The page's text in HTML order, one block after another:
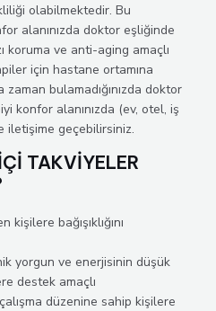
olabilmektedir. Bu
alanınızda doktor eşliğinde
koruma ve anti-aging amaçlı
için hastane ortamına
bulamadığınızda doktor
konfor alanınızda (ev, otel, iş
iletişime geçebilirsiniz.
TAKVİYELER
bağışıklığını
yorgun ve enerjisinin düşük
destek amaçlı
düzenine sahip kişilere